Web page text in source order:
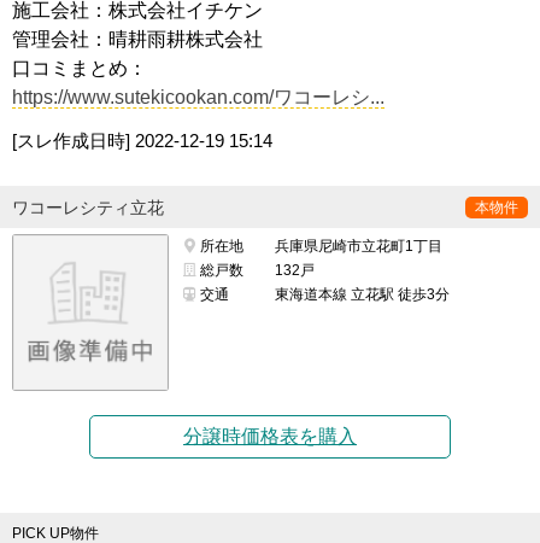
施工会社：株式会社イチケン
管理会社：晴耕雨耕株式会社
口コミまとめ：
https://www.sutekicookan.com/ワコーレシ...
[スレ作成日時] 2022-12-19 15:14
ワコーレシティ立花 本物件
所在地
兵庫県尼崎市立花町1丁目
総戸数
132戸
交通
東海道本線 立花駅 徒歩3分
分譲時価格表を購入
PICK UP物件